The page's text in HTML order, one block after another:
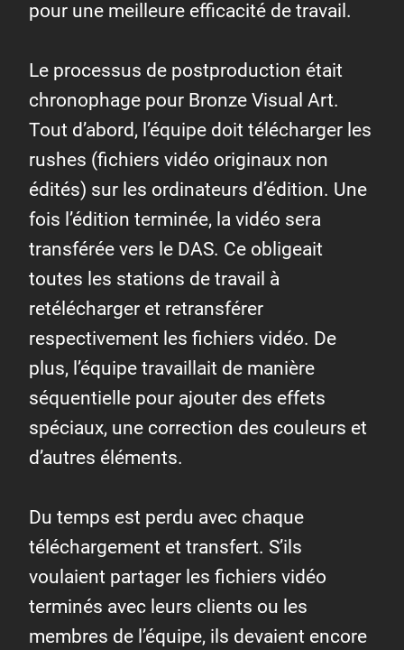
pour une meilleure efficacité de travail.
Le processus de postproduction était
chronophage pour Bronze Visual Art.
Tout d’abord, l’équipe doit télécharger les
rushes (fichiers vidéo originaux non
édités) sur les ordinateurs d’édition. Une
fois l’édition terminée, la vidéo sera
transférée vers le DAS. Ce obligeait
toutes les stations de travail à
retélécharger et retransférer
respectivement les fichiers vidéo. De
plus, l’équipe travaillait de manière
séquentielle pour ajouter des effets
spéciaux, une correction des couleurs et
d’autres éléments.
Du temps est perdu avec chaque
téléchargement et transfert. S’ils
voulaient partager les fichiers vidéo
terminés avec leurs clients ou les
membres de l’équipe, ils devaient encore